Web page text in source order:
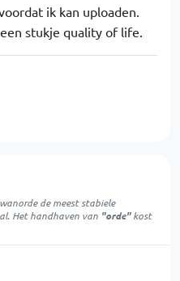
ik kan uploaden.
stukje quality of life.
wanordede meest stabiele
Het handhaven van "orde"kost